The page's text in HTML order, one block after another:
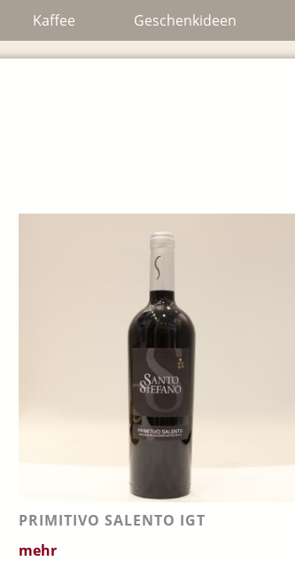
Kaffee Geschenkideen
PRIMITIVO SALENTO IGT
mehr